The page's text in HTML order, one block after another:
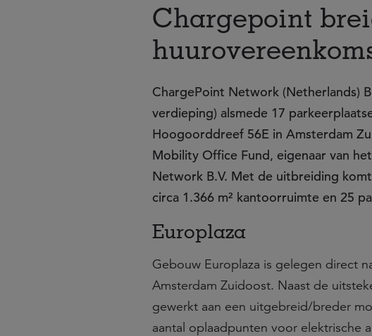
Chargepoint
ChargePoint Network (Netherlands)
verdieping) alsmede 17
Hoogoorddreef 56E in Amsterdam
Mobility Office Fund, eigenaar van
Network B.V. Met de uitbreiding
circa 1.366 m² kantoorruimte en 25
Europlaza
Gebouw Europlaza is gelegen direct
Amsterdam Zuidoost. Naast de
gewerkt aan een uitgebreid/breder
aantal oplaadpunten voor elektrische